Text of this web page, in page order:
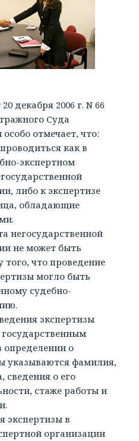
декабря 2006 г. N 66
Суда
отмечает, что:
как в
экспертном
либо к экспертизе
обладающие
негосударственной
не может быть
того, что проведение
могло быть
судебно-
экспертизы
определении о
указываются фамилия,
сведения о его
стаже работы и
экспертизы в
организации